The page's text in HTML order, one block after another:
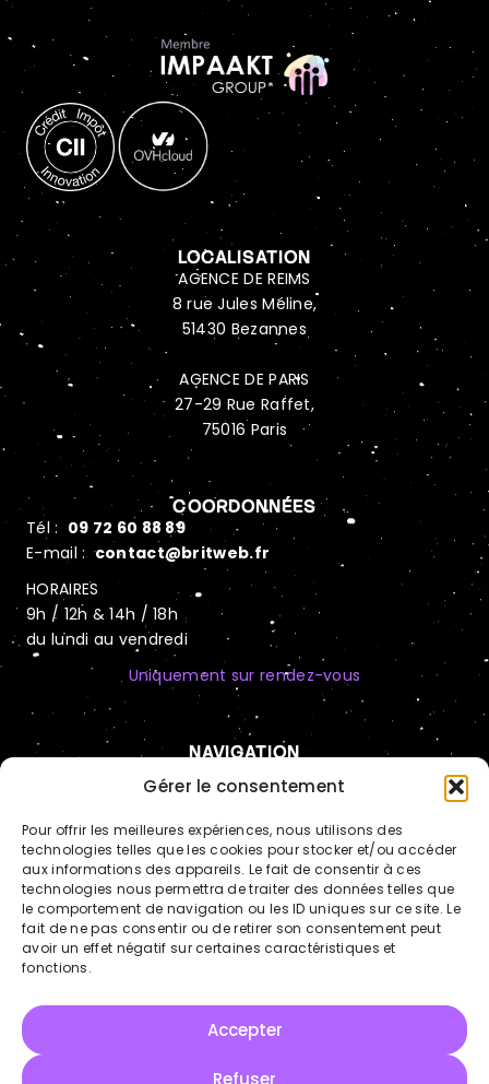
Gérer le consentement
Pour offrir les meilleures expériences, nous utilisons des
technologies telles que les cookies pour stocker et/ou accéder
aux informations des appareils. Le fait de consentir à ces
technologies nous permettra de traiter des données telles que
le comportement de navigation ou les ID uniques sur ce site. Le
fait de ne pas consentir ou de retirer son consentement peut
avoir un effet négatif sur certaines caractéristiques et
fonctions.
Accepter
Refuser
LOCALISATION
AGENCE DE REIMS
8 rue Jules Méline,
51430 Bezannes
AGENCE DE PARIS
27-29 Rue Raffet,
75016 Paris
COORDONNÉES
Tél : 09 72 60 88 89
E-mail : contact@britweb.fr
HORAIRES
9h / 12h & 14h / 18h
du lundi au vendredi
Uniquement sur rendez-vous
NAVIGATION
Automatisation IA
Cas clients
Actualités
LinkedIn
Copyright © Tous droits réservés - BRITWEB
Politique de confidentialité